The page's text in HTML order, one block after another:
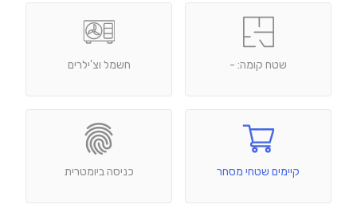
שטח קומה: - חשמל וצ'ילרים
קיימים שטחי מסחר כניסה ביומטרית